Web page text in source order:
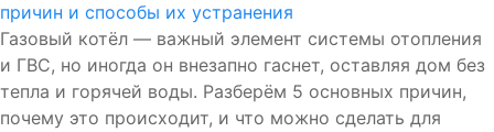
причин и способы их устранения
Газовый котёл — важный элемент системы отопления
и ГВС, но иногда он внезапно гаснет, оставляя дом без
тепла и горячей воды. Разберём 5 основных причин,
почему это происходит, и что можно сделать для